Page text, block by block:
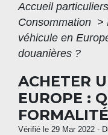
Accueil particuliers
Consommation >
véhicule en
douanières ?
ACHETER
EUROPE :
Vérifié le 29 Mar 2022 -